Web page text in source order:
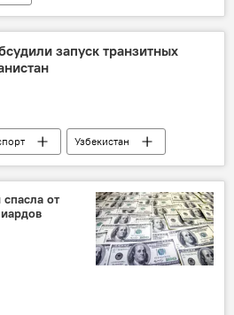
Франция
запуск транзитных
Узбекистан
транзит от